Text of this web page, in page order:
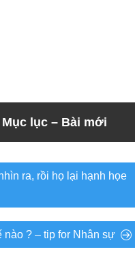
Mục lục – Bài mới
ra, rồi họ lại hạnh họe
nào ? – tip for Nhân sự